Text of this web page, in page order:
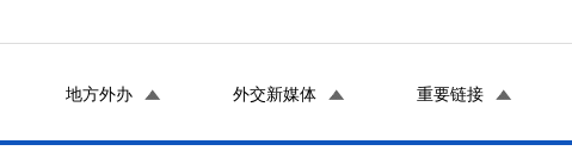
地方外办 外交新媒体 重要链接